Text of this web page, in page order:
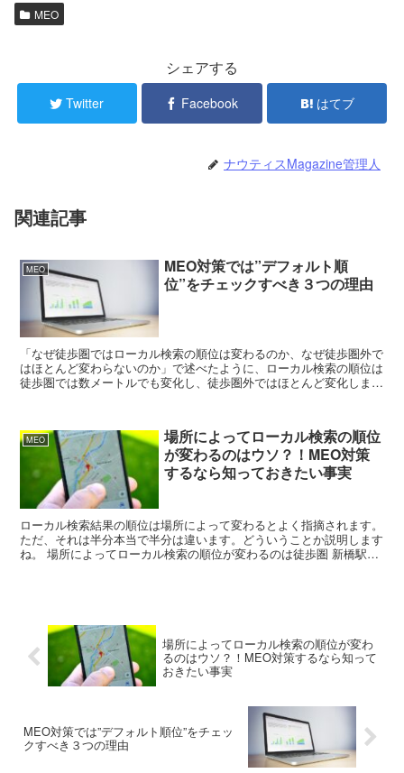
MEO
シェアする
Twitter Facebook はてブ
ナウティスMagazine管理人
関連記事
MEO
MEO対策では”デフォルト順
位”をチェックすべき３つの理由
「なぜ徒歩圏ではローカル検索の順位は変わるのか、なぜ徒歩圏外で
はほとんど変わらないのか」で述べたように、ローカル検索の順位は
徒歩圏では数メートルでも変化し、徒歩圏外ではほとんど変化しませ
MEO
場所によってローカル検索の順位
が変わるのはウソ？！MEO対策
するなら知っておきたい事実
ローカル検索結果の順位は場所によって変わるとよく指摘されます。
ただ、それは半分本当で半分は違います。どういうことか説明します
ね。 場所によってローカル検索の順位が変わるのは徒歩圏 新橋駅付
場所によってローカル検索の順位が変わ
るのはウソ？！MEO対策するなら知って
おきたい事実
MEO対策では”デフォルト順位”をチェッ
クすべき３つの理由